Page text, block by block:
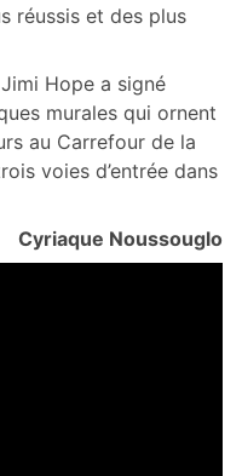
réussis et des plus
Hope a signé
murales qui ornent
au Carrefour de la
voies d’entrée dans
Cyriaque Noussouglo